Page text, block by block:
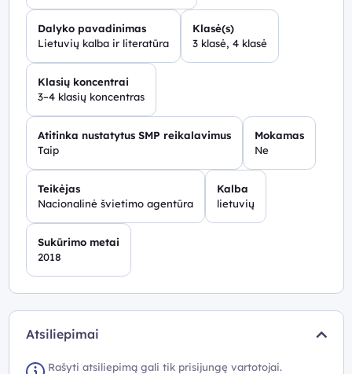
Dalyko pavadinimas
Lietuvių kalba ir literatūra
Klasė(s)
3 klasė, 4 klasė
Klasių koncentrai
3–4 klasių koncentras
Atitinka nustatytus SMP reikalavimus
Taip
Mokamas
Ne
Teikėjas
Nacionalinė švietimo agentūra
Kalba
lietuvių
Sukūrimo metai
2018
Atsiliepimai
Rašyti atsiliepimą gali tik prisijungę vartotojai.